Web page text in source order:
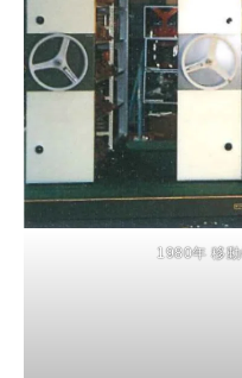
1980年 移